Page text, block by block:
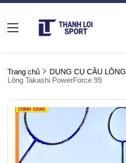
Trang chủ DỤNG CỤ CẦU LÔNG
Lông Takashi PowerForce 99